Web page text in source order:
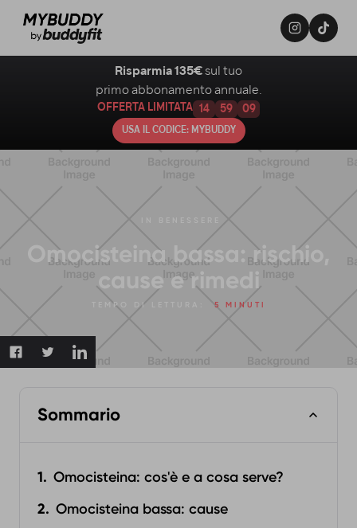
Omocisteina bassa: rischio,
cause e rimedi
TEMPO DI LETTURA: 5 MINUTI
Sommario
Omocisteina: cos'è e a cosa serve?
Omocisteina bassa: cause
Risparmia 135€ sul tuo
primo abbonamento annuale.
OFFERTA LIMITATA 14 59 08
USA IL CODICE: MYBUDDY